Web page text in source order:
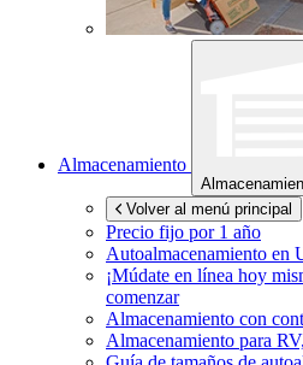
Almacenamiento
Volver al menú principal
Precio fijo por 1 año
Autoalmacenamiento en
¡Múdate en línea hoy
comenzar
Almacenamiento con
Almacenamiento para